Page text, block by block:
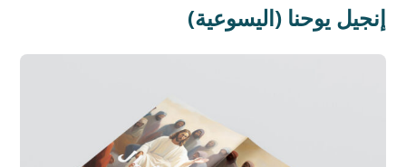
إنجيل يوحنا (اليسوعية)